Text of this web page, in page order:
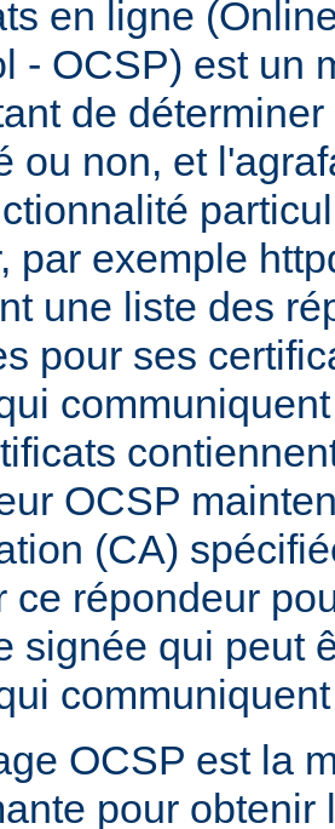
en ligne
- OCSP) est un
de
ou non, et
par exemple
une liste des
pour ses
OCSP
(CA)
ce répondeur
signée qui peut
OCSP est la
pour obtenir